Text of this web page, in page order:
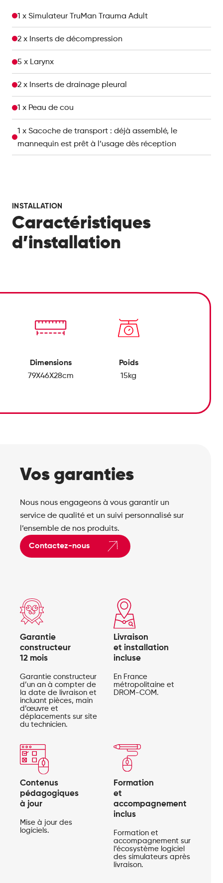
1 x Simulateur TruMan Trauma Adult
2 x Inserts de décompression
5 x Larynx
2 x Inserts de drainage pleural
1 x Peau de cou
1 x Sacoche de transport : déjà assemblé, le
mannequin est prêt à l’usage dès réception
INSTALLATION
Caractéristiques
d’installation
Dimensions
79X46X28cm
Poids
15kg
Vos garanties
Nous nous engageons à vous garantir un
service de qualité et un suivi personnalisé sur
l’ensemble de nos produits.
Contactez-nous
Garantie
constructeur
12 mois
Garantie constructeur
d’un an à compter de
la date de livraison et
incluant pièces, main
d’œuvre et
déplacements sur site
du technicien.
Livraison
et installation
incluse
En France
métropolitaine et
DROM-COM.
Contenus
pédagogiques
à jour
Mise à jour des
logiciels.
Formation
et
accompagnement
inclus
Formation et
accompagnement sur
l’écosystème logiciel
des simulateurs après
livraison.